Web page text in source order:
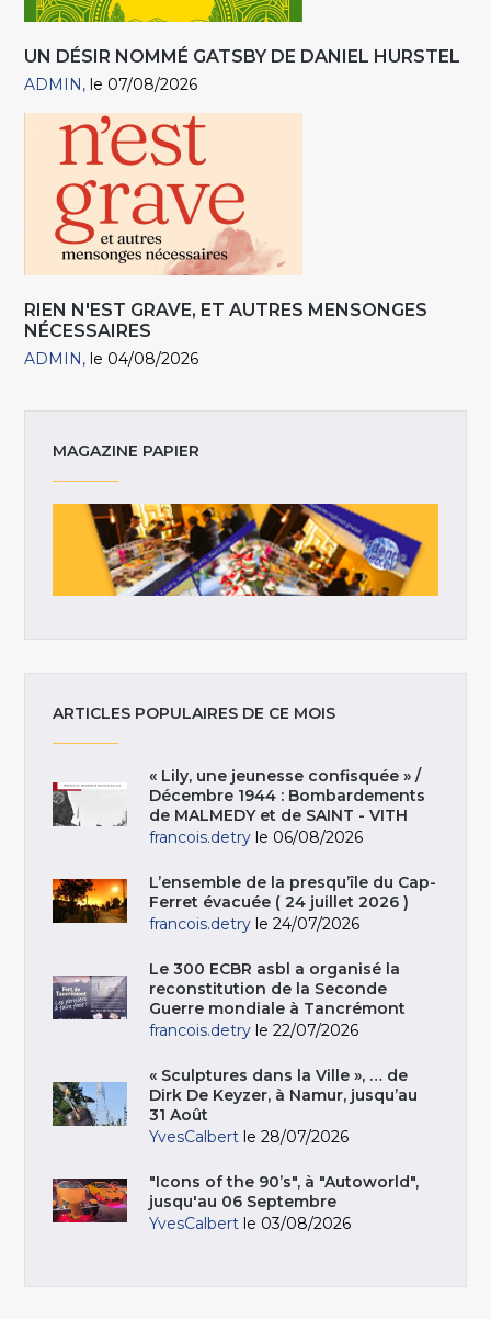
UN DÉSIR NOMMÉ GATSBY DE DANIEL HURSTEL
ADMIN le 07/08/2026
RIEN N'EST GRAVE, ET AUTRES MENSONGES
NÉCESSAIRES
ADMIN le 04/08/2026
MAGAZINE PAPIER
ARTICLES POPULAIRES DE CE MOIS
« Lily, une jeunesse confisquée » /
Décembre 1944 : Bombardements
de MALMEDY et de SAINT - VITH
francois.detry le 06/08/2026
L’ensemble de la presqu’île du Cap-
Ferret évacuée ( 24 juillet 2026 )
francois.detry le 24/07/2026
Le 300 ECBR asbl a organisé la
reconstitution de la Seconde
Guerre mondiale à Tancrémont
francois.detry le 22/07/2026
« Sculptures dans la Ville », … de
Dirk De Keyzer, à Namur, jusqu’au
31 Août
YvesCalbert le 28/07/2026
"Icons of the 90’s", à "Autoworld",
jusqu'au 06 Septembre
YvesCalbert le 03/08/2026